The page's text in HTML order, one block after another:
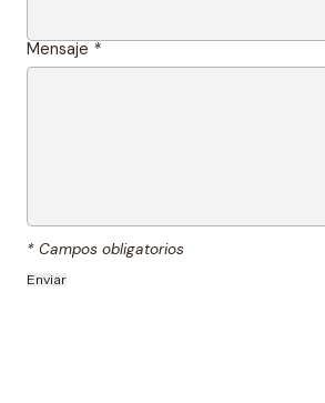
Mensaje *
* Campos obligatorios